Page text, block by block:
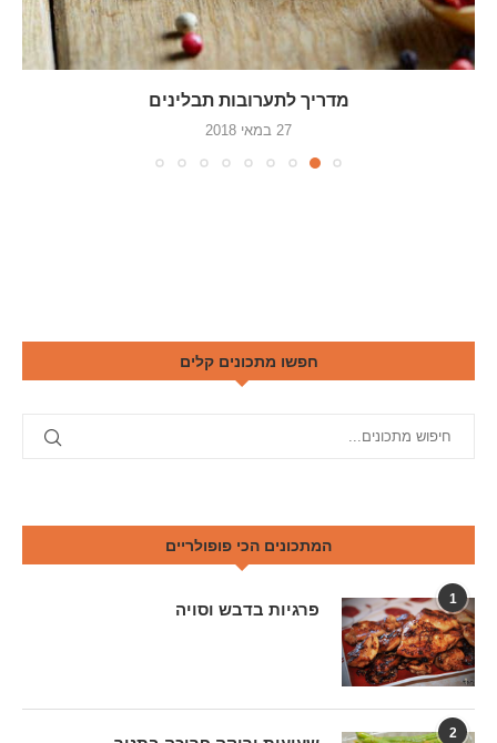
מדריך לתערובות תבלינים
27 במאי 2018
חפשו מתכונים קלים
המתכונים הכי פופולריים
1
פרגיות בדבש וסויה
2